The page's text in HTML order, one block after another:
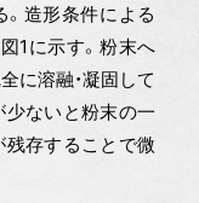
。造形条件による
1に示す。粉末へ
に溶融・凝固して
少ないと粉末の一
残存することで微